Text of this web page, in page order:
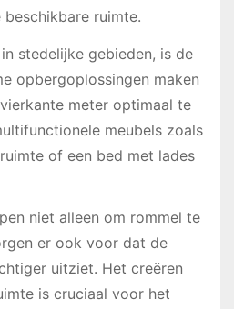
beschikbare ruimte.
stedelijke gebieden, is de
opbergoplossingen maken
meter optimaal te
meubels zoals
of een bed met lades
niet alleen om rommel te
er ook voor dat de
uitziet. Het creëren
is cruciaal voor het